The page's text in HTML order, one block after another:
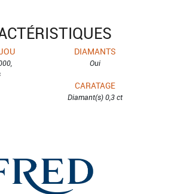
DIAMANTS
Oui
CARATAGE
Diamant(s) 0,3 ct